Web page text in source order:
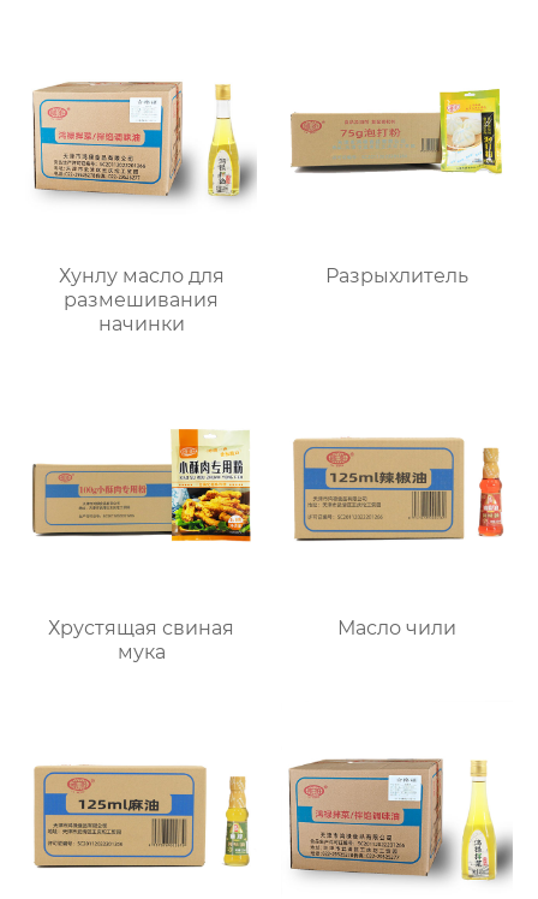
Хунлу масло для
размешивания
начинки
Разрыхлитель
Хрустящая свиная
мука
Масло чили